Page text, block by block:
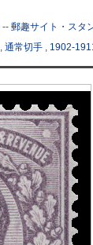
-- 郵趣サイト・スタ
, 通常切手 , 1902-